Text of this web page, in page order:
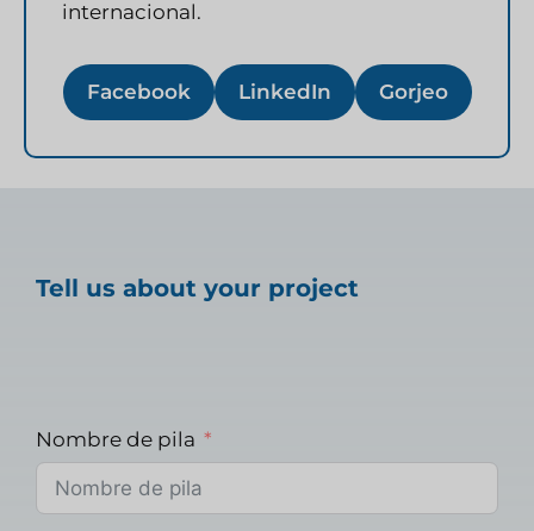
internacional.
Facebook LinkedIn Gorjeo
Tell us about your project
Nombre de pila